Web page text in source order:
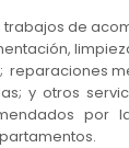
trabajos de
reparaciones
y otros
por